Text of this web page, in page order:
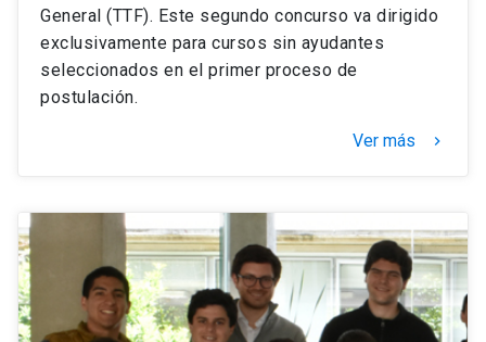
General (TTF). Este segundo concurso va dirigido
exclusivamente para cursos sin ayudantes
seleccionados en el primer proceso de
postulación.
Ver más keyboard_arrow_right